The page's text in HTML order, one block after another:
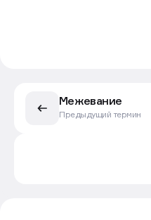
Межевание
Предыдущий термин